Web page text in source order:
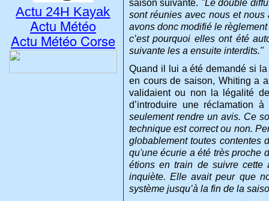
saison suivante. "Le double
sont réunies avec nous et nous
avons donc modifié le
c’est pourquoi elles ont été
suivante les a ensuite interdits."
Quand il lui a été demandé si
en cours de saison, Whiting a
validaient ou non la légalité
d’introduire une réclamation
seulement rendre un avis. Ce
technique est correct ou non.
globablement toutes contentes
qu'une écurie a été très proche
étions en train de suivre cette
inquiète. Elle avait peur que
système jusqu’à la fin de la
Actu 24H Kayak
Actu Météo
Actu Météo Corse